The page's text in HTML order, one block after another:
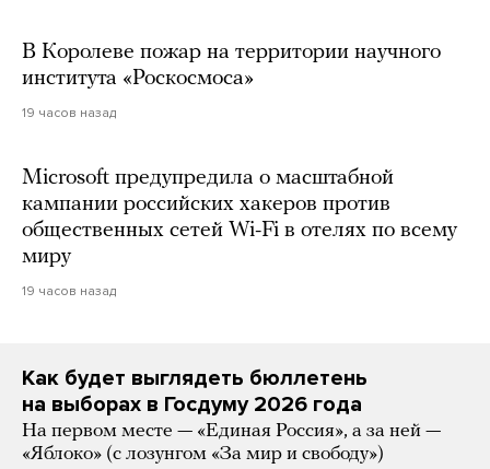
В Королеве пожар на территории научного
института «Роскосмоса»
19 часов назад
Microsoft предупредила о масштабной
кампании российских хакеров против
общественных сетей Wi-Fi в отелях по всему
миру
19 часов назад
Как будет выглядеть бюллетень
на выборах в Госдуму 2026 года
На первом месте — «Единая Россия», а за ней —
«Яблоко» (с лозунгом «За мир и свободу»)